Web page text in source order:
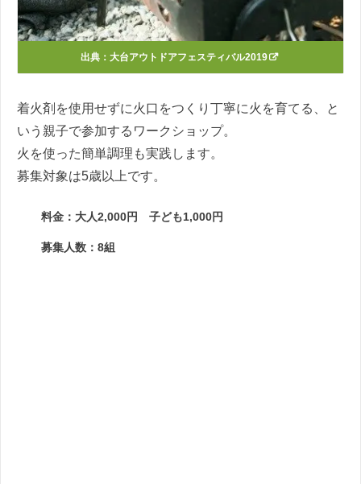
出典： 大台アウトドアフェスティバル2019
着火剤を使用せずに火口をつくり丁寧に火を育てる、と
いう親子で参加するワークショップ。
火を使った簡単調理も実践します。
募集対象は5歳以上です。
料金：大人2,000円 子ども1,000円
募集人数：8組